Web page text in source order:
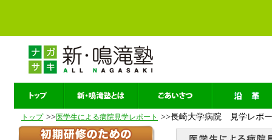
トップ >>医学生による病院見学レポート >>長崎大学病院 見学レポ